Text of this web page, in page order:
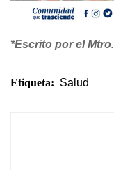
*Escrito por el Mtro.
Etiqueta: Salud